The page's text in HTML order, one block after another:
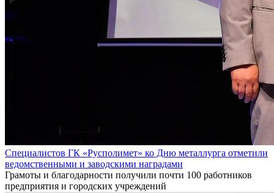
Специалистов ГК «Русполимет» ко Дню металлурга отметили
ведомственными и заводскими наградами
Грамоты и благодарности получили почти 100 работников
предприятия и городских учреждений